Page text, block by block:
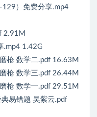
）免费分享.mp4
2.91M
.mp4 1.42G
枪 数学二.pdf 16.63M
枪 数学三.pdf 26.44M
枪 数学一.pdf 29.51M
易错题 吴紫云.pdf